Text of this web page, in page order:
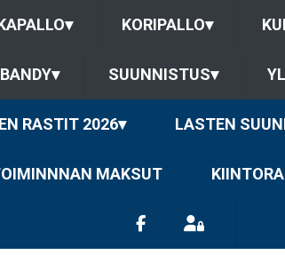
▾ KORIPALLO▾
▾ SUUNNISTUS▾
RASTIT 2026▾ LASTEN
MAKSUT